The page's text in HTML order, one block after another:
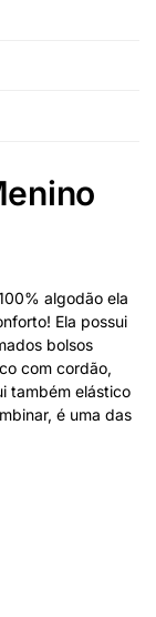
algodão ela
Ela possui
bolsos
com cordão,
também elástico
é uma das